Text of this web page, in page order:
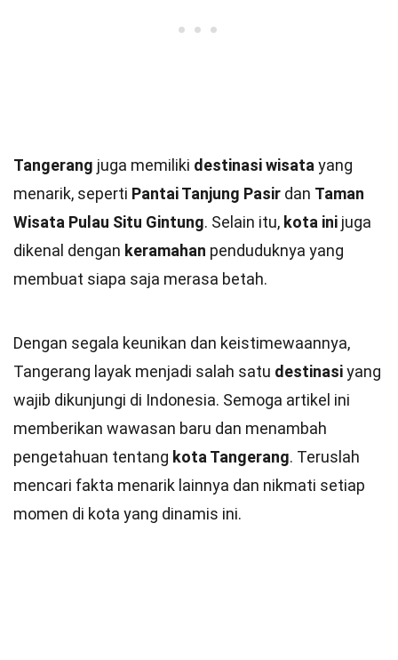
Tangerang juga memiliki destinasi wisata yang
menarik, seperti Pantai Tanjung Pasir dan Taman
Wisata Pulau Situ Gintung. Selain itu, kota ini juga
dikenal dengan keramahan penduduknya yang
membuat siapa saja merasa betah.
Dengan segala keunikan dan keistimewaannya,
Tangerang layak menjadi salah satu destinasiyang
wajib dikunjungi di Indonesia. Semoga artikel ini
memberikan wawasan baru dan menambah
pengetahuan tentang kota Tangerang. Teruslah
mencari fakta menarik lainnya dan nikmati setiap
momen di kota yang dinamis ini.